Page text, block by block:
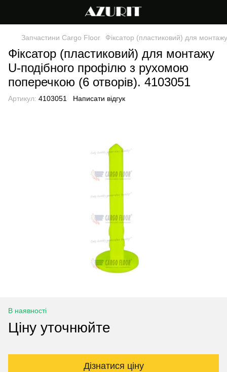
Запчастини Cargo Floor Фіксатор (пластиковий) для
Фіксатор (пластиковий) для монтажу
U-подібного профілю з рухомою
поперечкою (6 отворів). 4103051
Артикул: 4103051 Написати відгук
В наявності
Ціну уточнюйте
Дізнатися ціну